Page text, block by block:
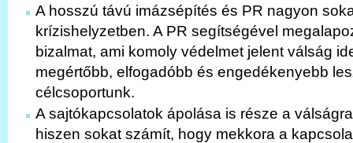
A hosszú távú imázsépítés és PR nagyon
krízishelyzetben. A PR segítségével
bizalmat, ami komoly védelmet jelent válság
megértőbb, elfogadóbb és engedékenyebb
célcsoportunk.
A sajtókapcsolatok ápolása is része a
hiszen sokat számít, hogy mekkora a